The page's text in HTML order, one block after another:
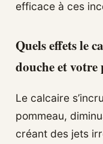
efficace à ces
Quels effets le
douche et votre
Le calcaire
pommeau,
créant des jets